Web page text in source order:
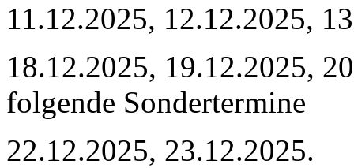
11.12.2025, 12.12.2025,
18.12.2025, 19.12.2025,
folgende Sondertermine
22.12.2025, 23.12.2025.